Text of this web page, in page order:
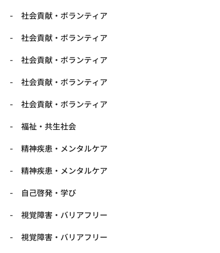
社会貢献・ボランティア
社会貢献・ボランティア
社会貢献・ボランティア
社会貢献・ボランティア
社会貢献・ボランティア
福祉・共生社会
精神疾患・メンタルケア
精神疾患・メンタルケア
自己啓発・学び
視覚障害・バリアフリー
視覚障害・バリアフリー